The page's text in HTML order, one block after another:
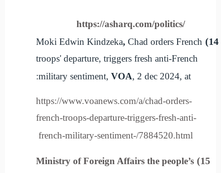
https://asharq.com/politics/
14)
Moki Edwin Kindzeka, Chad orders French
troops' departure, triggers fresh anti-French
military sentiment, VOA, 2 dec 2024, at:
https://www.voanews.com/a/chad-orders-
french-troops-departure-triggers-fresh-anti-
french-military-sentiment-/7884520.html
15)
Ministry of Foreign Affairs the people’s